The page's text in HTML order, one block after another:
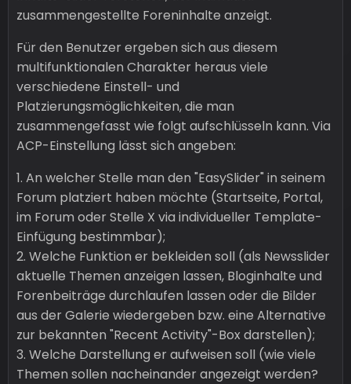
zusammengestellte Foreninhalte anzeigt.
Für den Benutzer ergeben sich aus diesem
multifunktionalen Charakter heraus viele
verschiedene Einstell- und
Platzierungsmöglichkeiten, die man
zusammengefasst wie folgt aufschlüsseln kann. Via
ACP-Einstellung lässt sich angeben:
1. An welcher Stelle man den "EasySlider" in seinem
Forum platziert haben möchte (Startseite, Portal,
im Forum oder Stelle X via individueller Template-
Einfügung bestimmbar);
2. Welche Funktion er bekleiden soll (als Newsslider
aktuelle Themen anzeigen lassen, Bloginhalte und
Forenbeiträge durchlaufen lassen oder die Bilder
aus der Galerie wiedergeben bzw. eine Alternative
zur bekannten "Recent Activity"-Box darstellen);
3. Welche Darstellung er aufweisen soll (wie viele
Themen sollen nacheinander angezeigt werden?